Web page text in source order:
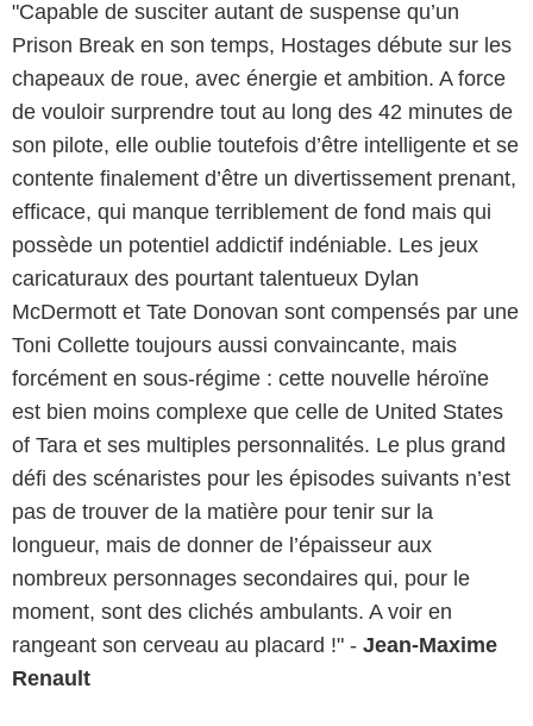
"Capable de susciter autant de suspense qu’un
Prison Break en son temps, Hostages débute sur les
chapeaux de roue, avec énergie et ambition. A force
de vouloir surprendre tout au long des 42 minutes de
son pilote, elle oublie toutefois d’être intelligente et se
contente finalement d’être un divertissement prenant,
efficace, qui manque terriblement de fond mais qui
possède un potentiel addictif indéniable. Les jeux
caricaturaux des pourtant talentueux Dylan
McDermott et Tate Donovan sont compensés par une
Toni Collette toujours aussi convaincante, mais
forcément en sous-régime : cette nouvelle héroïne
est bien moins complexe que celle de United States
of Tara et ses multiples personnalités. Le plus grand
défi des scénaristes pour les épisodes suivants n’est
pas de trouver de la matière pour tenir sur la
longueur, mais de donner de l’épaisseur aux
nombreux personnages secondaires qui, pour le
moment, sont des clichés ambulants. A voir en
rangeant son cerveau au placard !" - Jean-Maxime
Renault